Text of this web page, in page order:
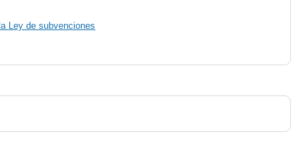
Ley de subvenciones